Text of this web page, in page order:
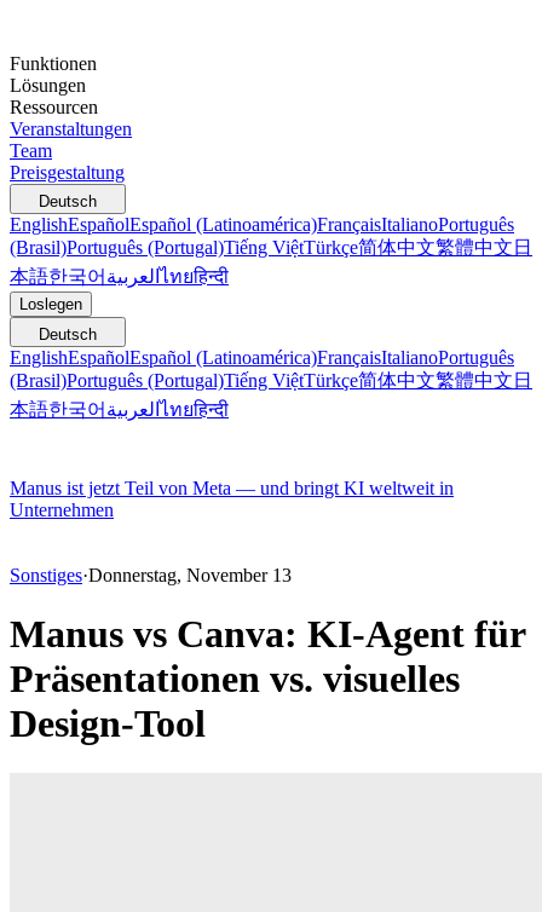
Funktionen
Lösungen
Ressourcen
Veranstaltungen
Team
Preisgestaltung
Deutsch
EnglishEspañolEspañol (Latinoamérica)FrançaisItalianoPortuguês
(Brasil)Português (Portugal)Tiếng ViệtTürkçe简体中文繁體中文 日
本語한국어 العربيةไทยहिन्दी
Loslegen
Deutsch
EnglishEspañolEspañol (Latinoamérica)FrançaisItalianoPortuguês
(Brasil)Português (Portugal)Tiếng ViệtTürkçe简体中文繁體中文 日
本語한국어 العربيةไทยहिन्दी
Manus ist jetzt Teil von Meta — und bringt KI weltweit in
Unternehmen
Sonstiges·Donnerstag, November 13
Manus vs Canva: KI-Agent für
Präsentationen vs. visuelles
Design-Tool